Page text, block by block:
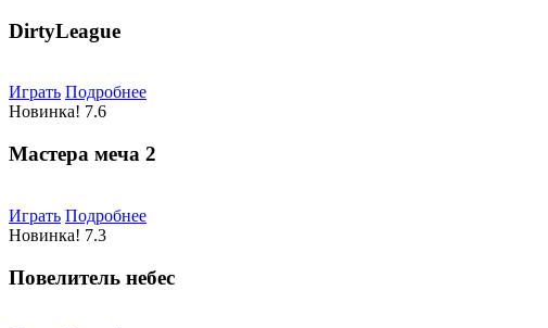
DirtyLeague
Играть Подробнее
Новинка! 7.6
Мастера меча 2
Играть Подробнее
Новинка! 7.3
Повелитель небес